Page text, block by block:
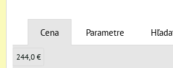
Cena Parametre
244,0 €